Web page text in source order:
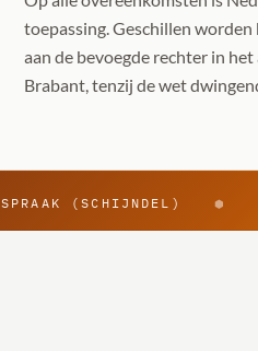
toepassing. Geschillen
aan de bevoegde rechter in
Brabant, tenzij de wet
(SCHIJNDEL) ⬢